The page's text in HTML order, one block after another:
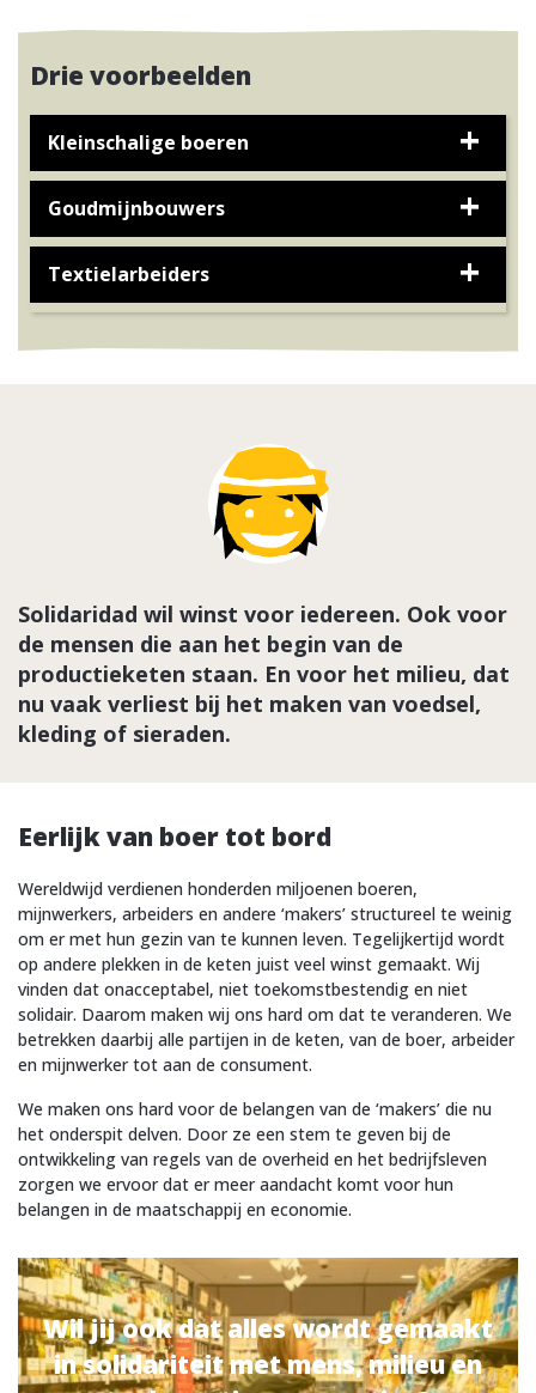
Drie voorbeelden
Kleinschalige boeren
Goudmijnbouwers
Textielarbeiders
Solidaridad wil winst voor iedereen. Ook voor
de mensen die aan het begin van de
productieketen staan. En voor het milieu, dat
nu vaak verliest bij het maken van voedsel,
kleding of sieraden.
Eerlijk van boer tot bord
Wereldwijd verdienen honderden miljoenen boeren,
mijnwerkers, arbeiders en andere ‘makers’ structureel te weinig
om er met hun gezin van te kunnen leven. Tegelijkertijd wordt
op andere plekken in de keten juist veel winst gemaakt. Wij
vinden dat onacceptabel, niet toekomstbestendig en niet
solidair. Daarom maken wij ons hard om dat te veranderen. We
betrekken daarbij alle partijen in de keten, van de boer, arbeider
en mijnwerker tot aan de consument.
We maken ons hard voor de belangen van de ‘makers’ die nu
het onderspit delven. Door ze een stem te geven bij de
ontwikkeling van regels van de overheid en het bedrijfsleven
zorgen we ervoor dat er meer aandacht komt voor hun
belangen in de maatschappij en economie.
Wil jij ook dat alles wordt gemaakt
in solidariteit met mens, milieu en